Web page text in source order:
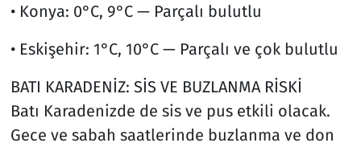
• Konya: 0°C, 9°C — Parçalı bulutlu
• Eskişehir: 1°C, 10°C — Parçalı ve çok bulutlu
BATI KARADENİZ: SİS VE BUZLANMA RİSKİ
Batı Karadenizde de sis ve pus etkili olacak.
Gece ve sabah saatlerinde buzlanma ve don